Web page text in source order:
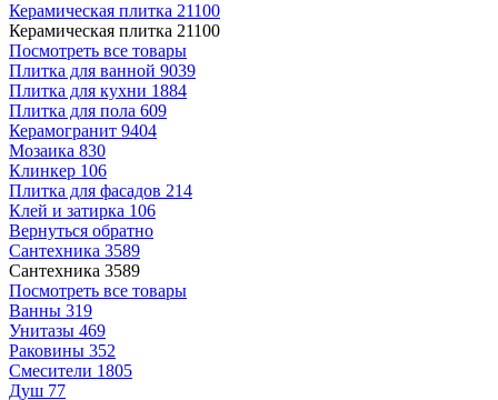
Керамическая плитка 21100
Керамическая плитка 21100
Посмотреть все товары
Плитка для ванной 9039
Плитка для кухни 1884
Плитка для пола 609
Керамогранит 9404
Мозаика 830
Клинкер 106
Плитка для фасадов 214
Клей и затирка 106
Вернуться обратно
Сантехника 3589
Сантехника 3589
Посмотреть все товары
Ванны 319
Унитазы 469
Раковины 352
Смесители 1805
Душ 77